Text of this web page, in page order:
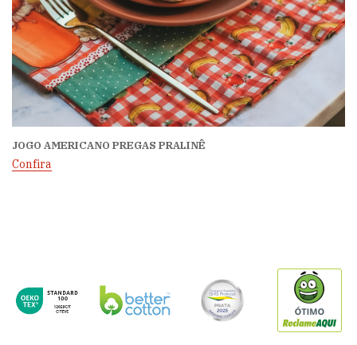
JOGO AMERICANO PREGAS PRALINÊ
Confira